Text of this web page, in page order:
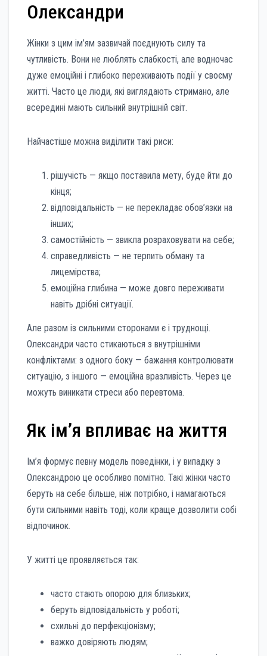
Олександри
Жінки з цим ім’ям зазвичай поєднують силу та
чутливість. Вони не люблять слабкості, але водночас
дуже емоційні і глибоко переживають події у своєму
житті. Часто це люди, які виглядають стримано, але
всередині мають сильний внутрішній світ.
Найчастіше можна виділити такі риси:
рішучість — якщо поставила мету, буде йти до
кінця;
відповідальність — не перекладає обов’язки на
інших;
самостійність — звикла розраховувати на себе;
справедливість — не терпить обману та
лицемірства;
емоційна глибина — може довго переживати
навіть дрібні ситуації.
Але разом із сильними сторонами є і труднощі.
Олександри часто стикаються з внутрішніми
конфліктами: з одного боку — бажання контролювати
ситуацію, з іншого — емоційна вразливість. Через це
можуть виникати стреси або перевтома.
Як ім’я впливає на життя
Ім’я формує певну модель поведінки, і у випадку з
Олександрою це особливо помітно. Такі жінки часто
беруть на себе більше, ніж потрібно, і намагаються
бути сильними навіть тоді, коли краще дозволити собі
відпочинок.
У житті це проявляється так:
часто стають опорою для близьких;
беруть відповідальність у роботі;
схильні до перфекціонізму;
важко довіряють людям;